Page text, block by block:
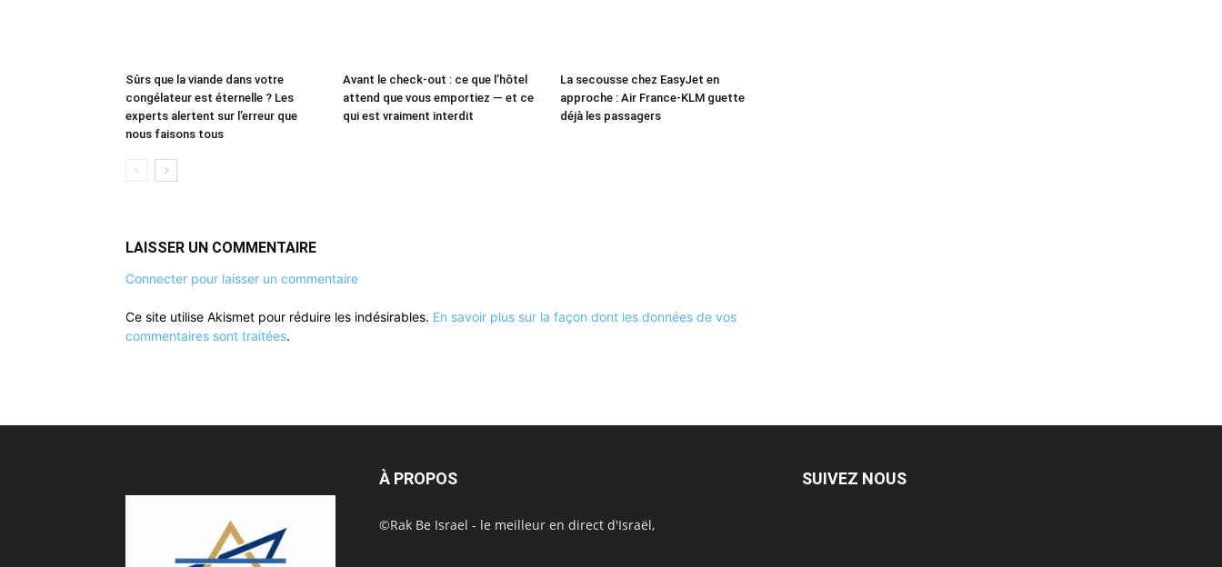
Sûrs que la viande dans votre
congélateur est éternelle ? Les
experts alertent sur l’erreur que
nous faisons tous
Avant le check-out : ce que l’hôtel
attend que vous emportiez — et ce
qui est vraiment interdit
La secousse chez EasyJet en
approche : Air France-KLM guette
déjà les passagers
LAISSER UN COMMENTAIRE
Connecter pour laisser un commentaire
Ce site utilise Akismet pour réduire les indésirables. En savoir plus sur la façon dont les données de vos
commentaires sont traitées.
À PROPOS
©Rak Be Israel - le meilleur en direct d'Israël,
SUIVEZ NOUS